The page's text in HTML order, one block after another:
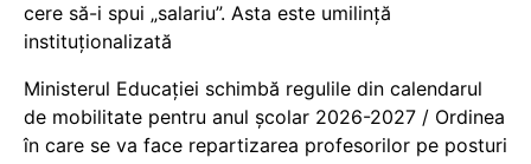
cere să-i spui „salariu”. Asta este umilință
instituționalizată
Ministerul Educației schimbă regulile din calendarul
de mobilitate pentru anul școlar 2026-2027 / Ordinea
în care se va face repartizarea profesorilor pe posturi